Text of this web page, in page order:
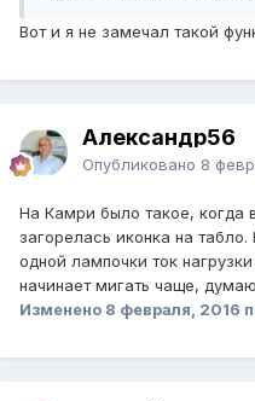
Вот и я не замечал такой
Александр56
Опубликовано 8
На Камри было такое, когда
загорелась иконка на
одной лампочки ток
начинает мигать чаще,
Изменено 8 февраля, 2016